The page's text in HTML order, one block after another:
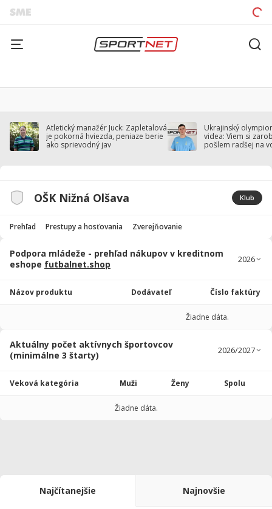
Atletický manažér Juck: Zapletalová
je pokorná hviezda, peniaze berie
ako sprievodný jav
Ukrajinský
videa: Viem si
pošlem radšej na
OŠK Nižná Olšava Klub
Prehľad Prestupy a hosťovania Zverejňovanie
Podpora mládeže - prehľad nákupov v kreditnom
eshope futbalnet.shop
Názov produktu Dodávateľ Číslo faktúry
Žiadne dáta.
Aktuálny počet aktívnych športovcov
(minimálne 3 štarty)
Veková kategória Muži Ženy Spolu
Žiadne dáta.
Najčítanejšie Najnovšie